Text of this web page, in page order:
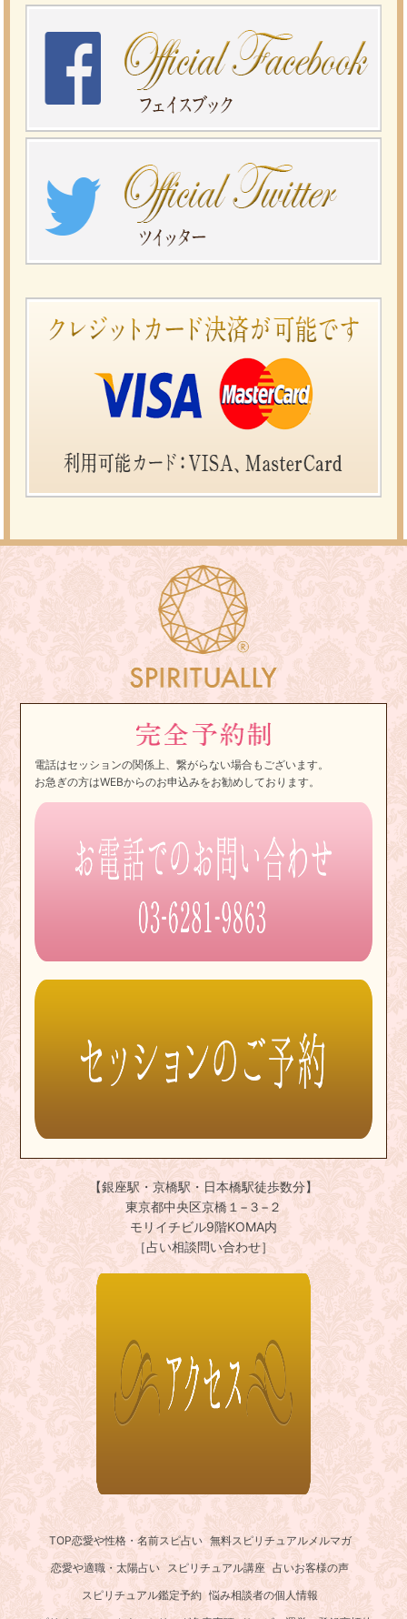
電話はセッションの関係上、繋がらない場合もございます。
お急ぎの方はWEBからのお申込みをお勧めしております。
【銀座駅・京橋駅・日本橋駅徒歩数分】
東京都中央区京橋１−３−２
モリイチビル9階KOMA内
［占い相談問い合わせ］
TOP恋愛や性格・名前スピ占い 無料スピリチュアルメルマガ
恋愛や適職・太陽占い スピリチュアル講座 占いお客様の声
スピリチュアル鑑定予約 悩み相談者の個人情報